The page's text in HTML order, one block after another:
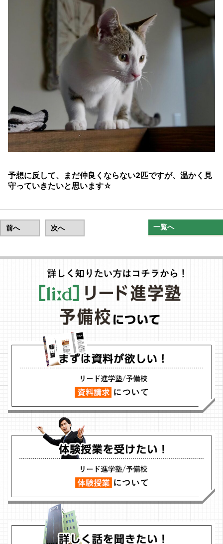
予想に反して、まだ仲良くならない2匹ですが、温かく見
守っていきたいと思います☆
前へ 次へ 一覧へ